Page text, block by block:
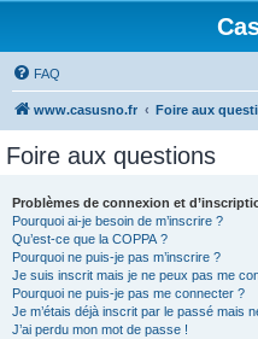
FAQ
www.casusno.fr Foire aux
Foire aux questions
Problèmes de connexion et
Pourquoi ai-je besoin de m’inscrire ?
Qu’est-ce que la COPPA ?
Pourquoi ne puis-je pas m’inscrire ?
Je suis inscrit mais je ne peux pas me
Pourquoi ne puis-je pas me connecter ?
Je m’étais déjà inscrit par le passé mais
J’ai perdu mon mot de passe !